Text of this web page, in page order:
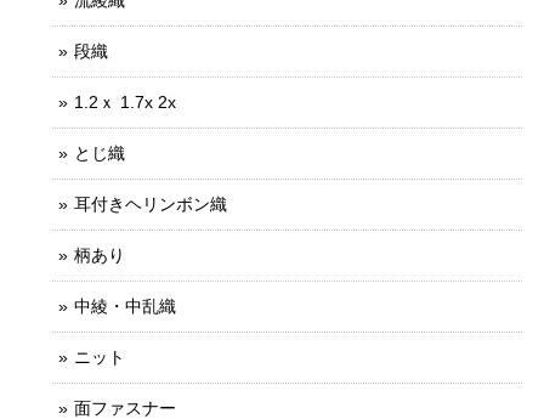
段織
1.2ｘ 1.7x 2x
とじ織
耳付きヘリンボン織
柄あり
中綾・中乱織
ニット
面ファスナー